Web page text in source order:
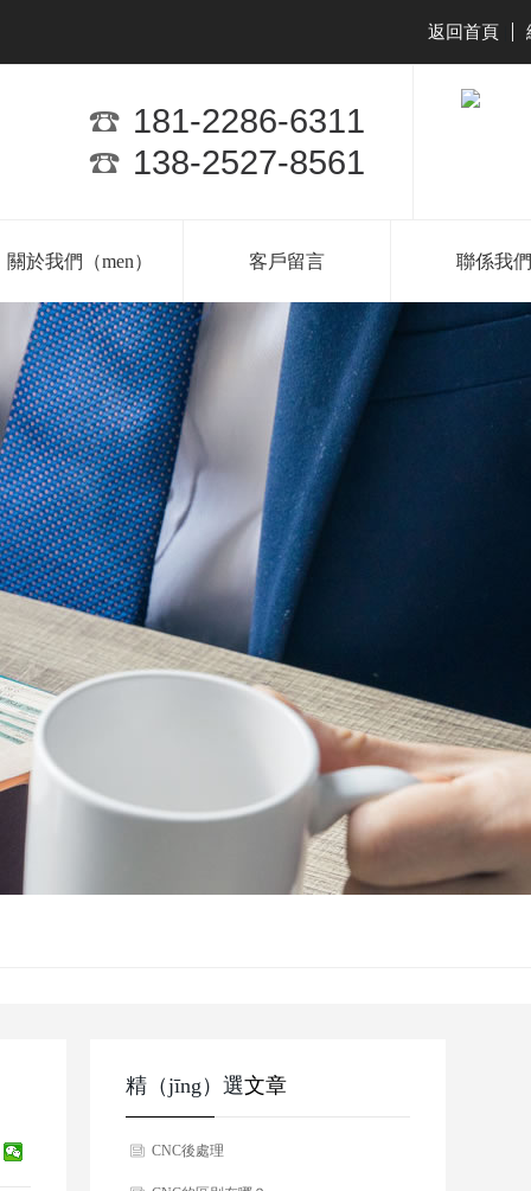
返回首頁
181-2286-6311
138-2527-8561
關於我們（men） 客戶留言 聯係我們
精（jīng）選文章
CNC後處理